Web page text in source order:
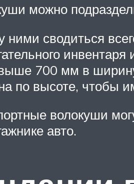
можно
ними сводиться
700 мм в
по высоте, чтобы
волокуши
авто.